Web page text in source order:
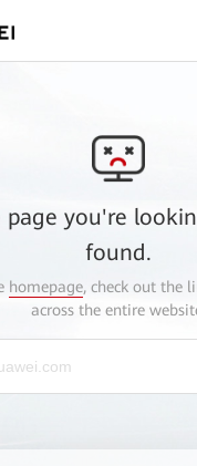
page you're
found.
homepage, check out the
across the entire